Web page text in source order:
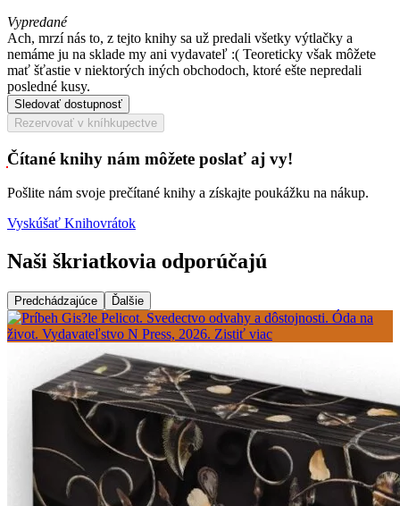
Vypredané
Ach, mrzí nás to, z tejto knihy sa už predali všetky výtlačky a
nemáme ju na sklade my ani vydavateľ :( Teoreticky však môžete
mať šťastie v niektorých iných obchodoch, ktoré ešte nepredali
posledné kusy.
Sledovať dostupnosť
Rezervovať v kníhkupectve
Čítané knihy nám môžete poslať aj vy!
Pošlite nám svoje prečítané knihy a získajte poukážku na nákup.
Vyskúšať Knihovrátok
Naši škriatkovia odporúčajú
Predchádzajúce Ďalšie